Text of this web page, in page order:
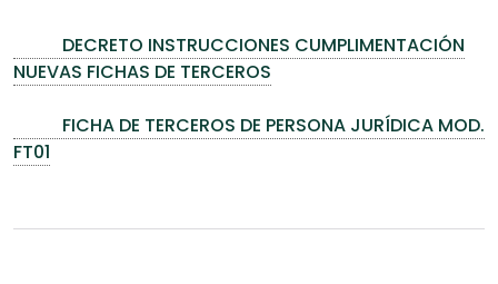
DECRETO INSTRUCCIONES CUMPLIMENTACIÓN
NUEVAS FICHAS DE TERCEROS
FICHA DE TERCEROS DE PERSONA JURÍDICA MOD.
FT01